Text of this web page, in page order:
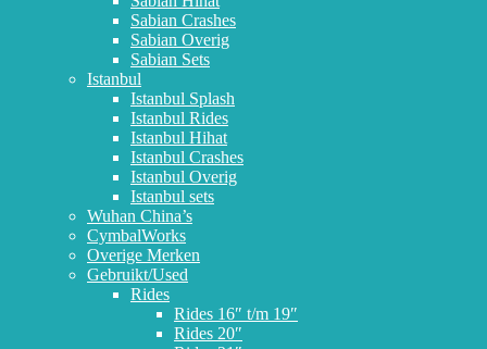
Sabian Crashes
Sabian Overig
Sabian Sets
Istanbul
Istanbul Splash
Istanbul Rides
Istanbul Hihat
Istanbul Crashes
Istanbul Overig
Istanbul sets
Wuhan China’s
CymbalWorks
Overige Merken
Gebruikt/Used
Rides
Rides 16″ t/m 19″
Rides 20″